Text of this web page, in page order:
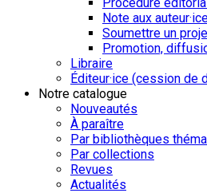
Note aux
Soumettre un
Promotion,
Libraire
Éditeur·ice (cession de
Notre catalogue
Nouveautés
À paraître
Par bibliothèques
Par collections
Revues
Actualités